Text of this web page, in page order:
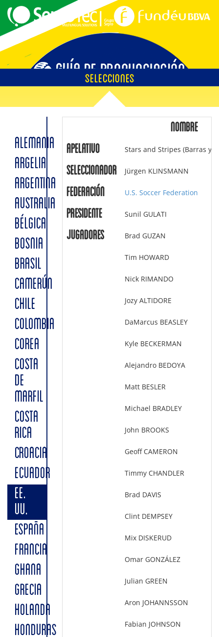
SELECCIONES
EMPLAZAMIENTOS
ÁRBITROS
SOBRE LA GUÍA
ALEMANIA
ARGELIA
ARGENTINA
AUSTRALIA
BÉLGICA
BOSNIA
BRASIL
CAMERÚN
CHILE
COLOMBIA
COREA
COSTA
DE
MARFIL
COSTA
RICA
CROACIA
ECUADOR
EE.
UU.
ESPAÑA
FRANCIA
GHANA
GRECIA
HOLANDA
HONDURAS
NOMBRE
Apelativo
Stars and Stripes (Barras y
Seleccionador Jürgen KLINSMANN
Federación U.S. Soccer Federation
Presidente Sunil GULATI
Jugadores Brad GUZAN
Tim HOWARD
Nick RIMANDO
Jozy ALTIDORE
DaMarcus BEASLEY
Kyle BECKERMAN
Alejandro BEDOYA
Matt BESLER
Michael BRADLEY
John BROOKS
Geoff CAMERON
Timmy CHANDLER
Brad DAVIS
Clint DEMPSEY
Mix DISKERUD
Omar GONZÁLEZ
Julian GREEN
Aron JOHANNSSON
Fabian JOHNSON